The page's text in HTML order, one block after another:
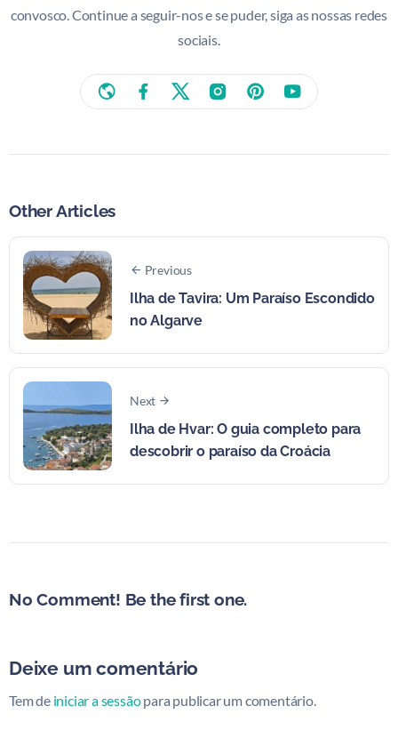
convosco. Continue a seguir-nos e se puder, siga as nossas redes
sociais.
Other Articles
Previous
Ilha de Tavira: Um Paraíso Escondido
no Algarve
Next
Ilha de Hvar: O guia completo para
descobrir o paraíso da Croácia
No Comment! Be the first one.
Deixe um comentário
Tem de iniciar a sessãopara publicar um comentário.